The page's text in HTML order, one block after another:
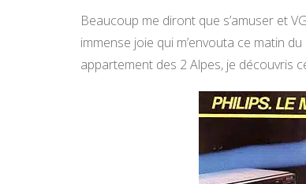
Beaucoup me diront que s’amuser et
immense joie qui m’envouta ce matin
appartement des 2 Alpes, je découvris